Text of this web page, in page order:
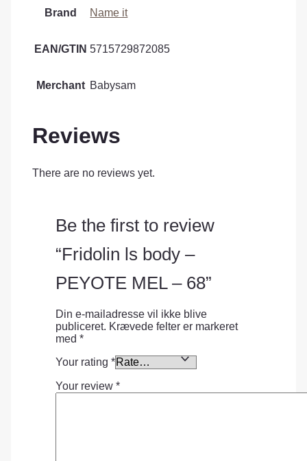
Brand Name it
EAN/GTIN 5715729872085
Merchant Babysam
Reviews
There are no reviews yet.
Be the first to review
“Fridolin ls body –
PEYOTE MEL – 68”
Din e-mailadresse vil ikke blive
publiceret. Krævede felter er markeret
med *
Your rating *
Your review *